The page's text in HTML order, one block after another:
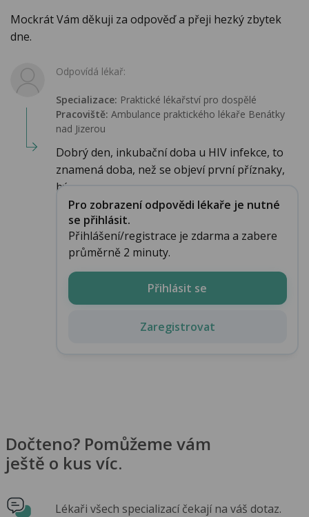
Mockrát Vám děkuji za odpověď a přeji hezký zbytek
dne.
Odpovídá lékař:
Specializace: Praktické lékařství pro dospělé
Pracoviště: Ambulance praktického lékaře Benátky
nad Jizerou
Dobrý den, inkubační doba u HIV infekce, to
znamená doba, než se objeví první příznaky,
bý...
Pro zobrazení odpovědi lékaře je nutné
se přihlásit.
Přihlášení/registrace je zdarma a zabere
průměrně 2 minuty.
Přihlásit se
Zaregistrovat
Dočteno? Pomůžeme vám
ještě o kus víc.
Lékaři všech specializací čekají na váš dotaz.